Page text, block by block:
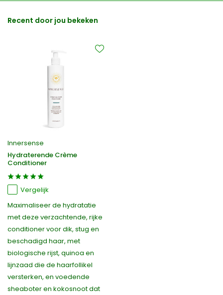
Recent door jou bekeken
Innersense
Hydraterende Crème
Conditioner
Vergelijk
Maximaliseer de hydratatie
met deze verzachtende, rijke
conditioner voor dik, stug en
beschadigd haar, met
biologische rijst, quinoa en
lijnzaad die de haarfollikel
versterken, en voedende
sheaboter en kokosnoot dat